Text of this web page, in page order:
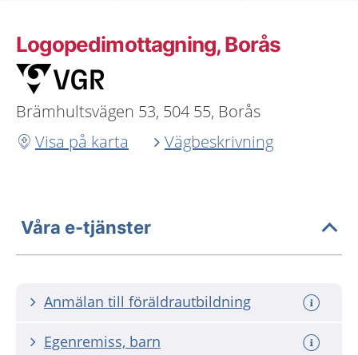
Logopedimottagning, Borås
Brämhultsvägen 53, 504 55, Borås
Visa på karta
Vägbeskrivning
Våra e-tjänster
Anmälan till föräldrautbildning
Egenremiss, barn